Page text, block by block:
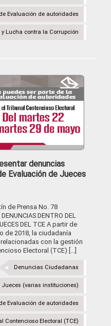
Evaluación de autoridades
Lucha contra la Corrupción
denuncias
Evaluación de Jueces
de Prensa No. 78
DENTRO DEL
DEL TCE A partir de
de 2018, la ciudadanía
con la gestión
Electoral (TCE) [...]
Denuncias Ciudadanas
Jueces (varias instituciones)
Evaluación de autoridades
Contencioso Electoral (TCE)